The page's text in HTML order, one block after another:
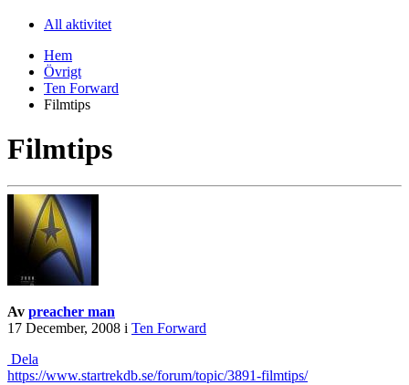
All aktivitet
Hem
Övrigt
Ten Forward
Filmtips
Filmtips
Av preacher man
17 December, 2008 i Ten Forward
Dela
https://www.startrekdb.se/forum/topic/3891-filmtips/